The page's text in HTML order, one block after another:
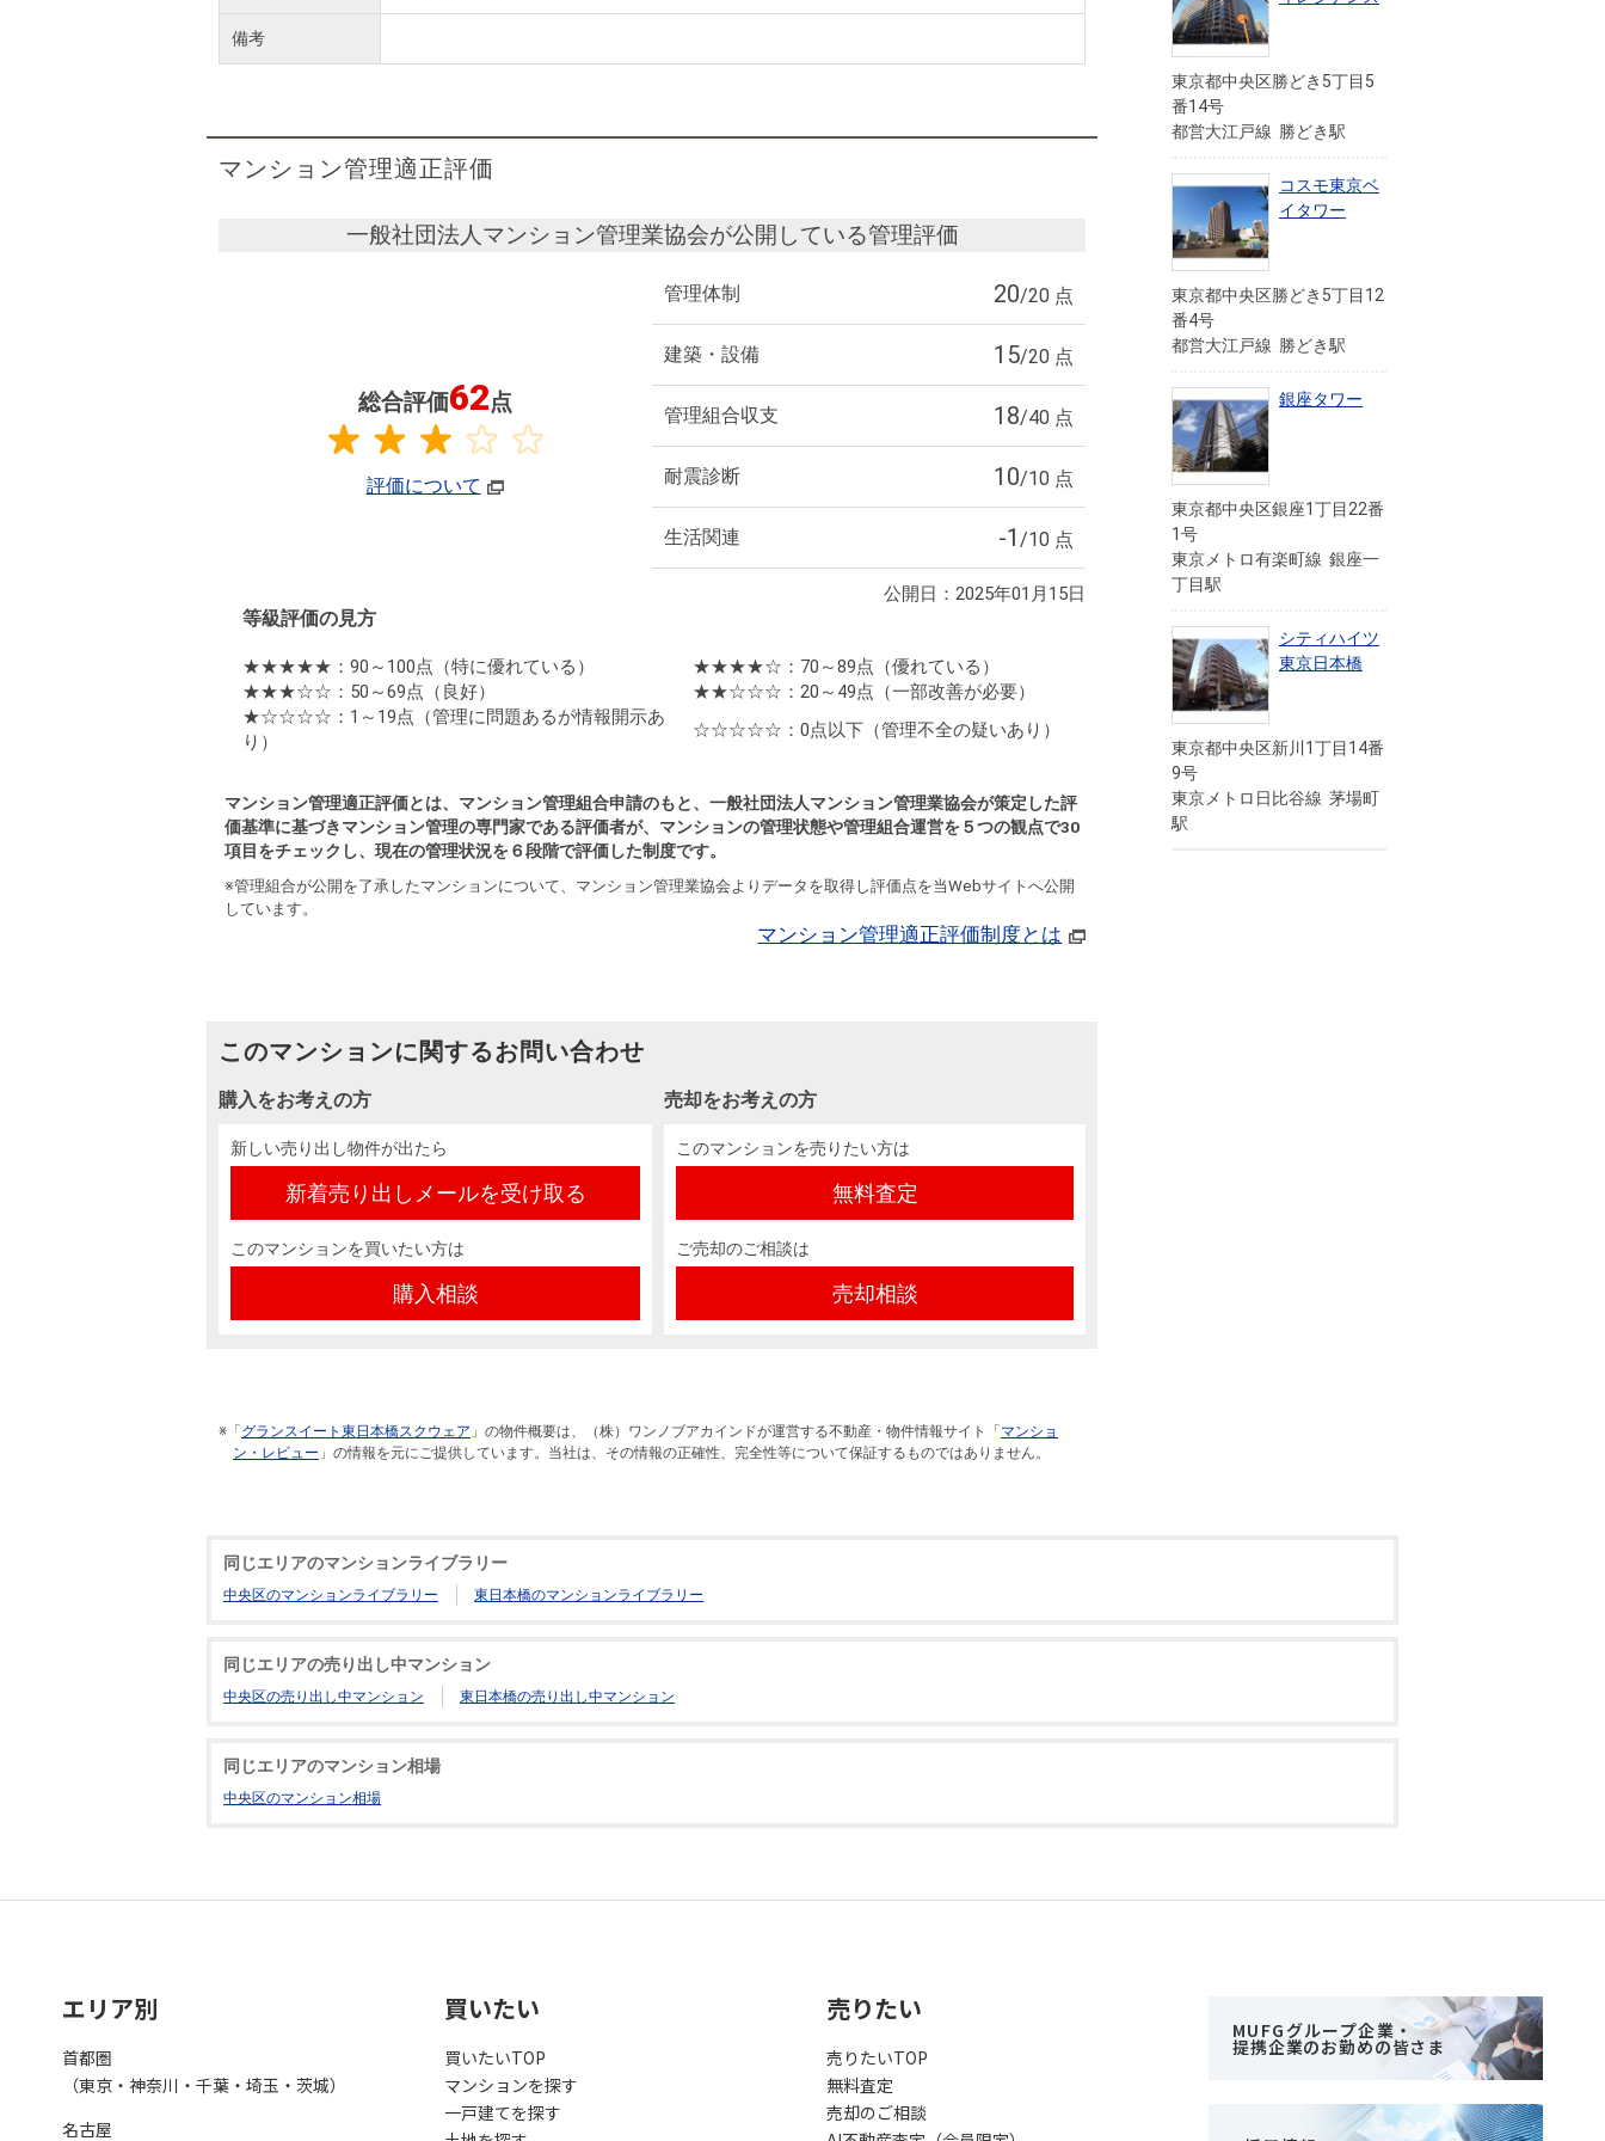
備考
マンション管理適正評価
一般社団法人マンション管理業協会が公開している管理評価
総合評価62点
評価について
管理体制 20/20 点
建築・設備 15/20 点
管理組合収支 18/40 点
耐震診断 10/10 点
生活関連 -1 /10 点
公開日：2025年01月15日
等級評価の見方
★★★★★：90～100点 （特に優れている） ★★★★☆：70～89点 （優れている）
★★★☆☆：50～69点 （良好） ★★☆☆☆：20～49点 （一部改善が必要）
★☆☆☆☆：1～19点 （管理に問題あるが情報開示あ
り）
☆☆☆☆☆：0点以下 （管理不全の疑いあり）
マンション管理適正評価とは、マンション管理組合申請のもと、一般社団法人マンション管理業協会が策定した評
価基準に基づきマンション管理の専門家である評価者が、マンションの管理状態や管理組合運営を５つの観点で30
項目をチェックし、現在の管理状況を６段階で評価した制度です。
※管理組合が公開を了承したマンションについて、マンション管理業協会よりデータを取得し評価点を当Webサイトへ公開
しています。
マンション管理適正評価制度とは
このマンションに関するお問い合わせ
購入をお考えの方
新しい売り出し物件が出たら
新着売り出しメールを受け取る
このマンションを買いたい方は
購入相談
売却をお考えの方
このマンションを売りたい方は
無料査定
ご売却のご相談は
売却相談
※「 グランスイート東日本橋スクウェア 」の物件概要は、（株）ワンノブアカインドが運営する不動産・物件情報サイト「 マンショ
ン・レビュー 」の情報を元にご提供しています。当社は、その情報の正確性、完全性等について保証するものではありません。
東京都中央区勝どき5丁目5
番14号
都営大江戸線 勝どき駅
コスモ東京ベ
イタワー
東京都中央区勝どき5丁目12
番4号
都営大江戸線 勝どき駅
銀座タワー
東京都中央区銀座1丁目22番
1号
東京メトロ有楽町線 銀座一
丁目駅
シティハイツ
東京日本橋
東京都中央区新川1丁目14番
9号
東京メトロ日比谷線 茅場町
駅
同じエリアのマンションライブラリー
中央区のマンションライブラリー 東日本橋のマンションライブラリー
同じエリアの売り出し中マンション
中央区の売り出し中マンション 東日本橋の売り出し中マンション
同じエリアのマンション相場
中央区のマンション相場
エリア別
首都圏
（東京・神奈川・千葉・埼玉・茨城）
名古屋
買いたい
買いたいTOP
マンションを探す
一戸建てを探す
売りたい
売りたいTOP
無料査定
売却のご相談
MUFGグループ企業・
提携企業のお勤めの皆さま